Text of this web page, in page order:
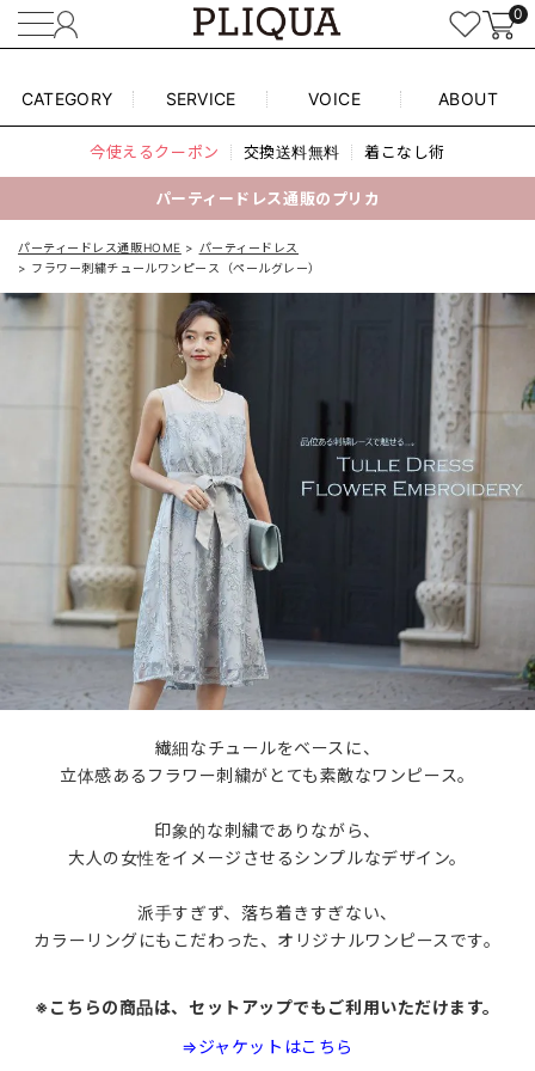
0
CATEGORY SERVICE VOICE ABOUT
今使えるクーポン 交換送料無料 着こなし術
パーティードレス通販のプリカ
パーティードレス通販HOME
パーティードレス
フラワー刺繍チュールワンピース（ペールグレー）
繊細なチュールをベースに、
立体感あるフラワー刺繍がとても素敵なワンピース。
印象的な刺繍でありながら、
大人の女性をイメージさせるシンプルなデザイン。
派手すぎず、落ち着きすぎない、
カラーリングにもこだわった、オリジナルワンピースです。
※こちらの商品は、セットアップでもご利用いただけます。
⇒ジャケットはこちら